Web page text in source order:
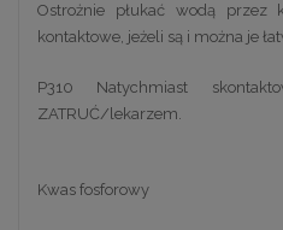
Ostrożnie płukać wodą przez
kontaktowe, jeżeli są i można je
P310 Natychmiast
ZATRUĆ/lekarzem.
Kwas fosforowy